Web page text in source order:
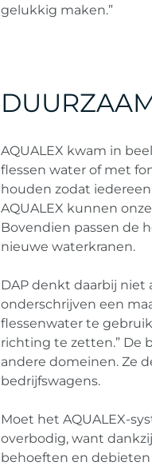
gelukkig maken.”
AQUALEX kwam in
flessen water of met
houden zodat
AQUALEX kunnen
Bovendien passen de
nieuwe waterkranen.
DAP denkt daarbij niet
onderschrijven een
flessenwater te
richting te zetten.” De
andere domeinen. Ze
bedrijfswagens.
Moet het AQUALEX-
overbodig, want
behoeften en